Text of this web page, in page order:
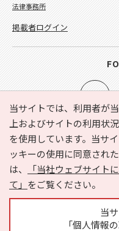
当サイトでは、利用者が
上およびサイトの利用状
を使用しています。当サ
ッキーの使用に同意され
は、
「当社ウェブサイト
て」 をご覧ください。
当
「個人情報
e-NAVITA（イーナビタ）
利用規約
個人情報の
サイトマップ
広
法律事務所
掲載者ログイン